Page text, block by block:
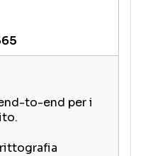
to-end per i